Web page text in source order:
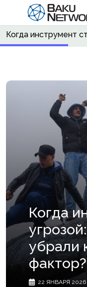
Когда
убрали
фактор?
22 ЯНВАРЯ 2026